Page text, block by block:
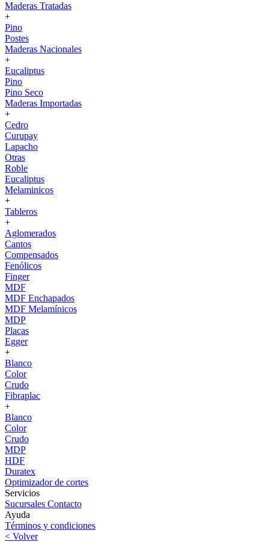
Maderas Tratadas
+
Pino
Postes
Maderas Nacionales
+
Eucaliptus
Pino
Pino Seco
Maderas Importadas
+
Cedro
Curupay
Lapacho
Otras
Roble
Eucaliptus
Melaminicos
+
Tableros
+
Aglomerados
Cantos
Compensados
Fenólicos
Finger
MDF
MDF Enchapados
MDF Melamínicos
MDP
Placas
Egger
+
Blanco
Color
Crudo
Fibraplac
+
Blanco
Color
Crudo
MDP
HDF
Duratex
Optimizador de cortes
Servicios
Sucursales Contacto
Ayuda
Términos y condiciones
< Volver